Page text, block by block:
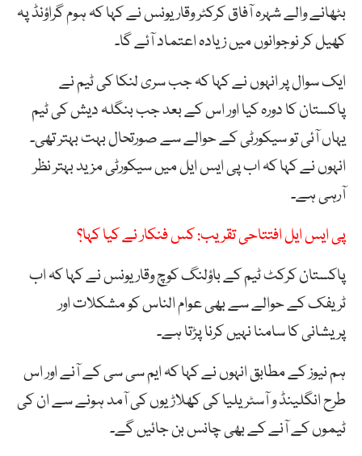
بٹھانے والے شہرہ آفاق کرکٹر وقار یونس نے کہا کہ ہوم گراؤنڈ پہ
کھیل کر نوجوانوں میں زیادہ اعتماد آئے گا۔
ایک سوال پر انہوں نے کہا کہ جب سری لنکا کی ٹیم نے
پاکستان کا دورہ کیا اور اس کے بعد جب بنگلہ دیش کی ٹیم
یہاں آئی تو سیکورٹی کے حوالے سے صورتحال بہت بہتر تھی۔
انہوں نے کہا کہ اب پی ایس ایل میں سیکورٹی مزید بہتر نظر
آرہی ہے۔
پی ایس ایل افتتاحی تقریب: کس فنکار نے کیا کہا؟
پاکستان کرکٹ ٹیم کے باؤلنگ کوچ وقار یونس نے کہا کہ اب
ٹریفک کے حوالے سے بھی عوام الناس کو مشکلات اور
پریشانی کا سامنا نہیں کرنا پڑتا ہے۔
ہم نیوز کے مطابق انہوں نے کہا کہ ایم سی سی کے آنے اور اس
طرح انگلینڈ و آسٹریلیا کی کھلاڑیوں کی آمد ہونے سے ان کی
ٹیموں کے آنے کے بھی چانس بن جائیں گے۔